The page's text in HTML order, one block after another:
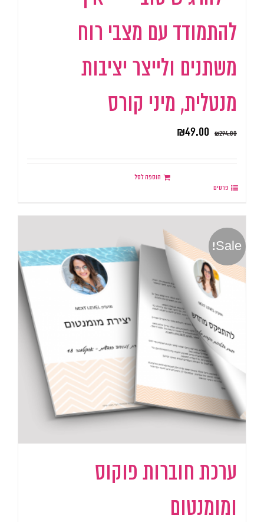
להתמודד עם מצבי רוח
משתנים ולייצר יציבות
מנטלית, מיני קורס
₪294.00
₪49.00
הוספה לסל
פרטים
Sale!
ערכת חוברות פוקוס
ומומנטום